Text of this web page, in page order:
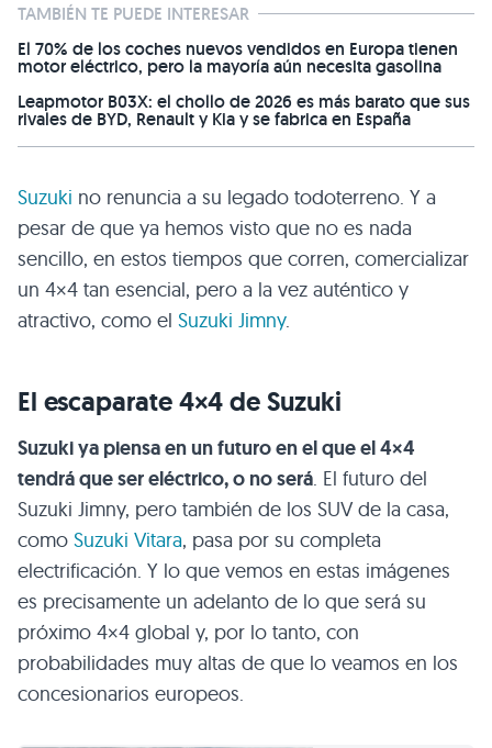
TAMBIÉN TE PUEDE INTERESAR
El 70% de los coches nuevos vendidos en Europa tienen
motor eléctrico, pero la mayoría aún necesita gasolina
Leapmotor B03X: el chollo de 2026 es más barato que sus
rivales de BYD, Renault y Kia y se fabrica en España
Suzuki no renuncia a su legado todoterreno. Y a
pesar de que ya hemos visto que no es nada
sencillo, en estos tiempos que corren, comercializar
un 4×4 tan esencial, pero a la vez auténtico y
atractivo, como el Suzuki Jimny.
El escaparate 4×4 de Suzuki
Suzuki ya piensa en un futuro en el que el 4×4
tendrá que ser eléctrico, o no será. El futuro del
Suzuki Jimny, pero también de los SUV de la casa,
como Suzuki Vitara, pasa por su completa
electrificación. Y lo que vemos en estas imágenes
es precisamente un adelanto de lo que será su
próximo 4×4 global y, por lo tanto, con
probabilidades muy altas de que lo veamos en los
concesionarios europeos.